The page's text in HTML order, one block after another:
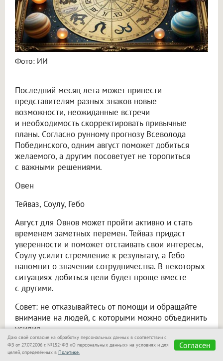
Фото: ИИ
Последний месяц лета может принести
представителям разных знаков новые
возможности, неожиданные встречи
и необходимость скорректировать привычные
планы. Согласно рунному прогнозу Всеволода
Побединского, одним август поможет добиться
желаемого, а другим посоветует не торопиться
с важными решениями.
Овен
Тейваз, Соулу, Гебо
Август для Овнов может пройти активно и стать
временем заметных перемен. Тейваз придаст
уверенности и поможет отстаивать свои интересы,
Соулу усилит стремление к результату, а Гебо
напомнит о значении сотрудничества. В некоторых
ситуациях добиться цели будет проще вместе
с другими.
Совет: не отказывайтесь от помощи и обращайте
внимание на людей, с которыми можно объединить
усилия.
Телец
Даю своё согласие на обработку персональных данных в соответствии с
ФЗ от 27.07.2006 г. №152-ФЗ «О персональных данных» на условиях и для
целей, определённых в Политике.
Согласен